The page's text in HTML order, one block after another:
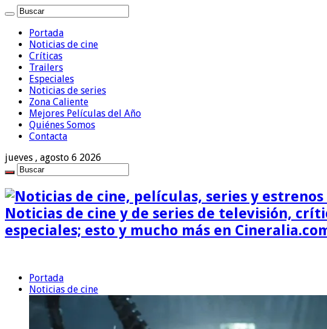
Portada
Noticias de cine
Críticas
Trailers
Especiales
Noticias de series
Zona Caliente
Mejores Películas del Año
Quiénes Somos
Contacta
jueves , agosto 6 2026
Noticias de cine y de series de televisión,
especiales; esto y mucho más en
Portada
Noticias de cine